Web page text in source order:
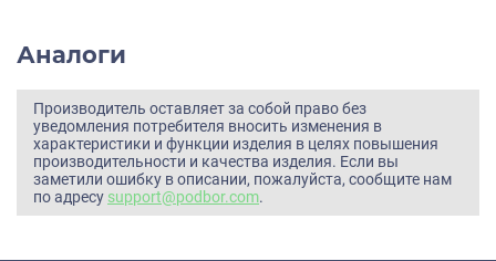
Аналоги
Производитель оставляет за собой право без
уведомления потребителя вносить изменения в
характеристики и функции изделия в целях повышения
производительности и качества изделия. Если вы
заметили ошибку в описании, пожалуйста, сообщите нам
по адресу support@podbor.com.